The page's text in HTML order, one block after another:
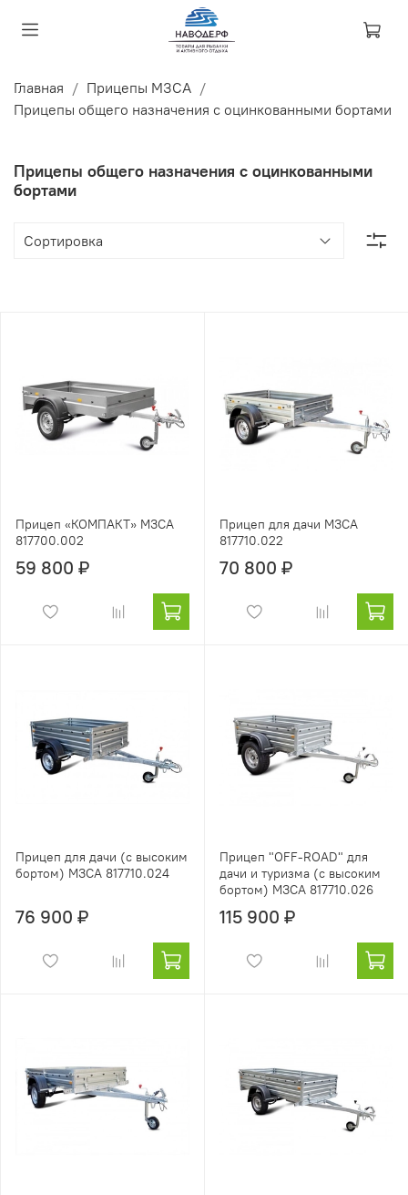
Главная
Прицепы МЗСА
Прицепы общего назначения с оцинкованными бортами
Прицепы общего назначения с оцинкованными
бортами
Прицеп «КОМПАКТ» МЗСА
817700.002
59 800 ₽
Прицеп для дачи МЗСА
817710.022
70 800 ₽
Прицеп для дачи (с высоким
бортом) МЗСА 817710.024
76 900 ₽
Прицеп "OFF-ROAD" для
дачи и туризма (с высоким
бортом) МЗСА 817710.026
115 900 ₽